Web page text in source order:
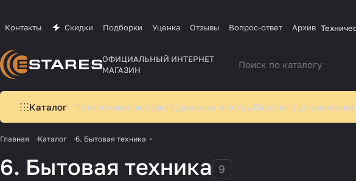
Контакты Скидки Подборки Уценка Отзывы Вопрос-ответ Архив
ОФИЦИАЛЬНЫЙ ИНТЕРНЕТ
МАГАЗИН
Каталог Потолочные люстрыПодвесные люстрыЛюстры с
Главная Каталог 6. Бытовая техника
6. Бытовая техника 9
1. Посудомоечные
машины
2. Сушильные машины